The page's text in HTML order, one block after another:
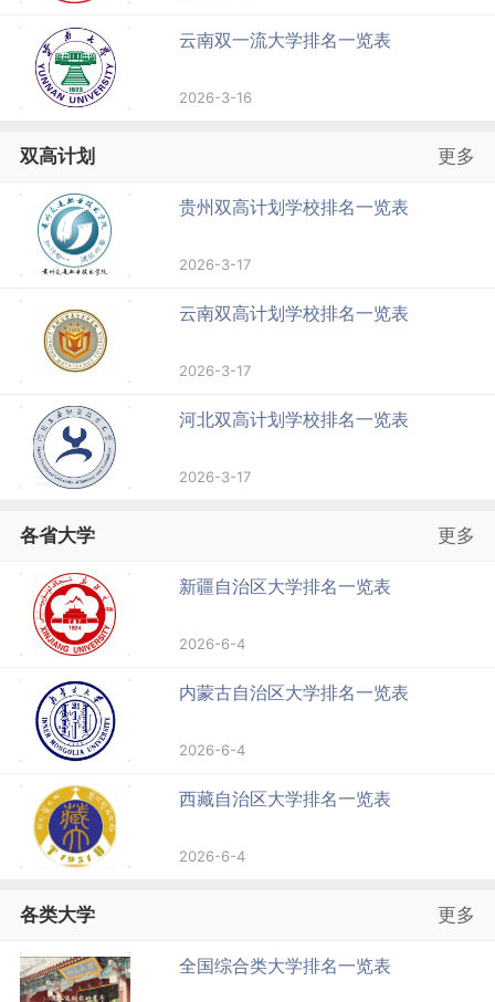
云南双一流大学排名一览表
2026-3-16
双高计划 更多
贵州双高计划学校排名一览表
2026-3-17
云南双高计划学校排名一览表
2026-3-17
河北双高计划学校排名一览表
2026-3-17
各省大学 更多
新疆自治区大学排名一览表
2026-6-4
内蒙古自治区大学排名一览表
2026-6-4
西藏自治区大学排名一览表
2026-6-4
各类大学 更多
全国综合类大学排名一览表